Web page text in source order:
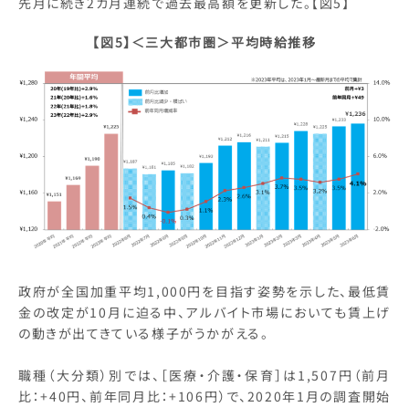
【図5】＜三大都市圏＞平均時給推移
政府が全国加重平均1,000円を目指す姿勢を示した、最低賃
金の改定が10月に迫る中、アルバイト市場においても賃上げ
の動きが出てきている様子がうかがえる。
職種（大分類）別では、［医療・介護・保育］は1,507円（前月
比：+40円、前年同月比：+106円）で、2020年1月の調査開始